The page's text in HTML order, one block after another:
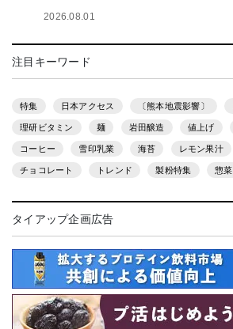
2026.08.01
注目キーワード
特集 日本アクセス 〔熊本地震影響〕
理研ビタミン 麺 岩田醸造 値上げ
コーヒー 雪印乳業 海苔 レモン果汁
チョコレート トレンド 製粉特集 惣菜
タイアップ企画広告